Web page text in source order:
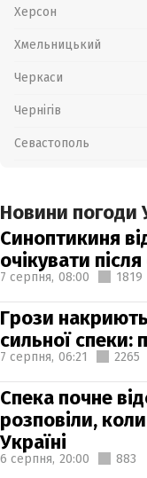
Херсон
Хмельницький
Черкаси
Чернігів
Севастополь
Новини погоди
Синоптикиня
очікувати
7 серпня, 08:00 1819
Грози
сильної спеки:
7 серпня, 06:21 2265
Спека почне
розповіли,
Україні
6 серпня, 20:00 883